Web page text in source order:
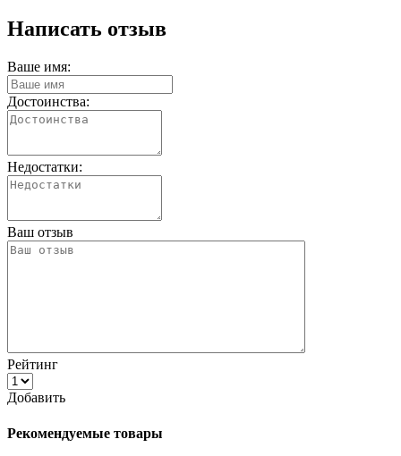
Написать отзыв
Ваше имя:
Достоинства:
Недостатки:
Ваш отзыв
Рейтинг
Добавить
Рекомендуемые товары